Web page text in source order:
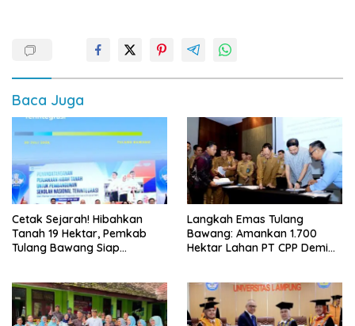
Baca Juga
Cetak Sejarah! Hibahkan
Tanah 19 Hektar, Pemkab
Tulang Bawang Siap
Lampung
Langkah Emas Tulang
Bawang: Amankan 1.700
Hektar Lahan PT CPP Demi